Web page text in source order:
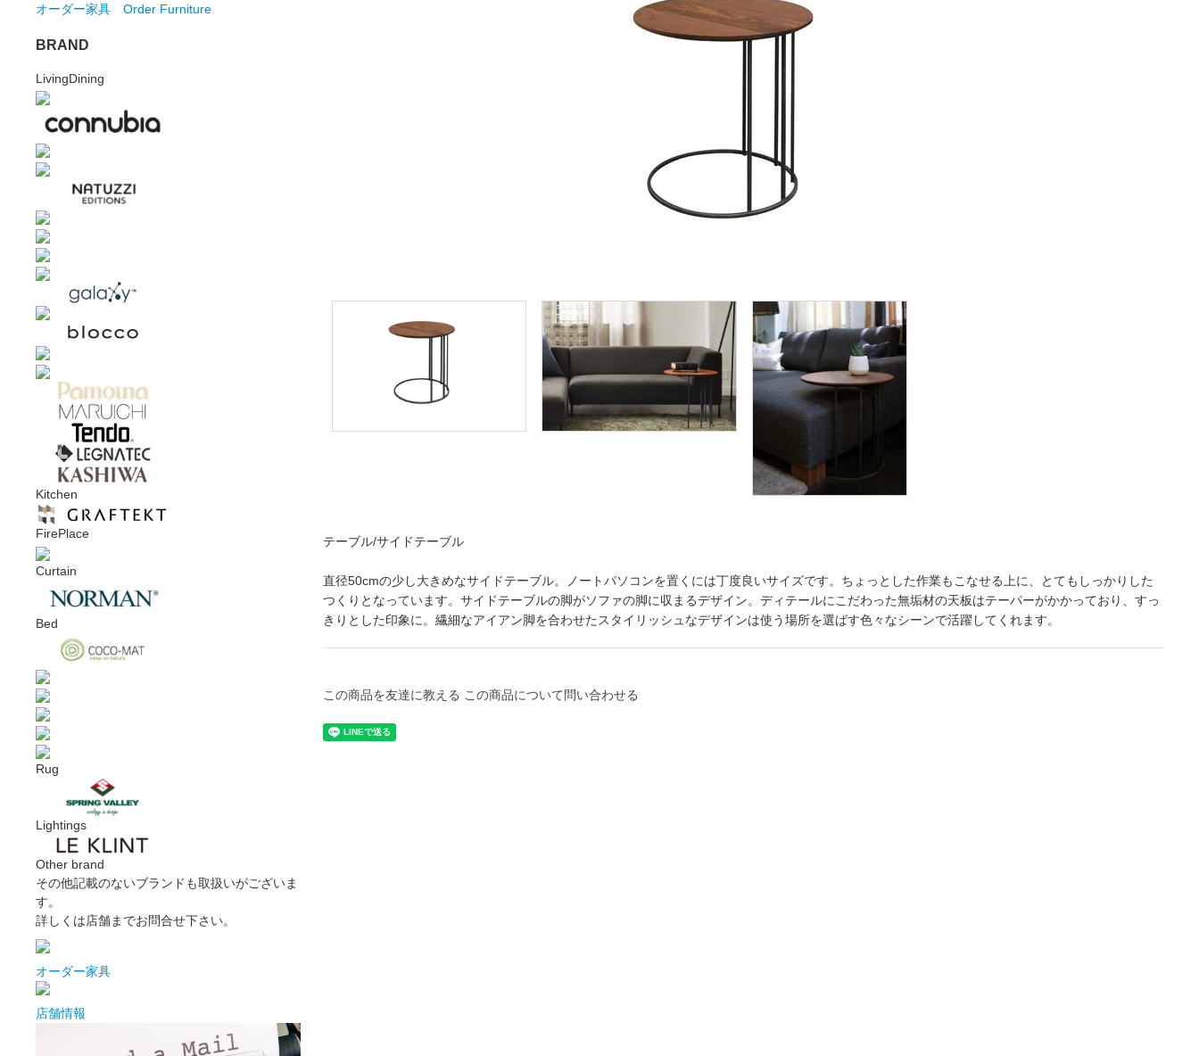
テーブル/サイドテーブル
直径50cmの少し大きめなサイドテーブル。ノートパソコンを置くには丁度良いサイズです。ちょっとした作業もこなせる上に、とてもしっかりした
つくりとなっています。サイドテーブルの脚がソファの脚に収まるデザイン。ディテールにこだわった無垢材の天板はテーパーがかかっており、すっ
きりとした印象に。繊細なアイアン脚を合わせたスタイリッシュなデザインは使う場所を選ばす色々なシーンで活躍してくれます。
この商品を友達に教える この商品について問い合わせる
オーダー家具 Order Furniture
BRAND
LivingDining
Kitchen
FirePlace
Curtain
Bed
Rug
Lightings
Other brand
その他記載のないブランドも取扱いがございま
す。
詳しくは店舗までお問合せ下さい。
オーダー家具
店舗情報